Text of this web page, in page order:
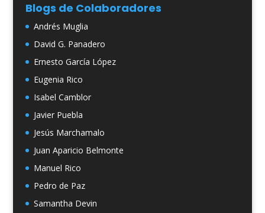
Blogs de Colaboradores
Andrés Muglia
David G. Panadero
Ernesto García López
Eugenia Rico
Isabel Camblor
Javier Puebla
Jesús Marchamalo
Juan Aparicio Belmonte
Manuel Rico
Pedro de Paz
Samantha Devin